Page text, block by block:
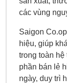
các vùng
Saigon
hiệu, giúp
trong toàn
phần bán lẻ
ngày, duy trì